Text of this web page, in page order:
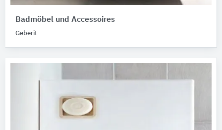
Badmöbel und Accessoires
Geberit